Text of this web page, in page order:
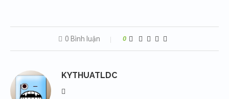
0 Bình luận 0
KYTHUATLDC